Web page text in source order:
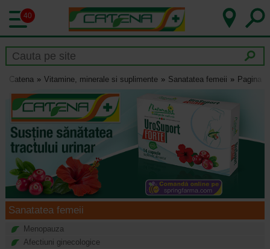
40
Catena Vitamine, minerale si suplimente Sanatatea femeii Pagina 6
Sanatatea femeii
Menopauza
Afectiuni ginecologice